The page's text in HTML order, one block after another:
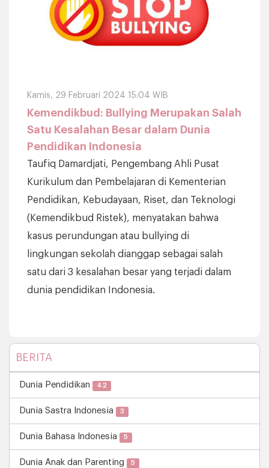
Kamis, 29 Februari 2024 15:04 WIB
Kemendikbud: Bullying Merupakan Salah
Satu Kesalahan Besar dalam Dunia
Pendidikan Indonesia
Taufiq Damardjati, Pengembang Ahli Pusat
Kurikulum dan Pembelajaran di Kementerian
Pendidikan, Kebudayaan, Riset, dan Teknologi
(Kemendikbud Ristek), menyatakan bahwa
kasus perundungan atau bullying di
lingkungan sekolah dianggap sebagai salah
satu dari 3 kesalahan besar yang terjadi dalam
dunia pendidikan Indonesia.
BERITA
Dunia Pendidikan 42
Dunia Sastra Indonesia 3
Dunia Bahasa Indonesia 5
Dunia Anak dan Parenting 5